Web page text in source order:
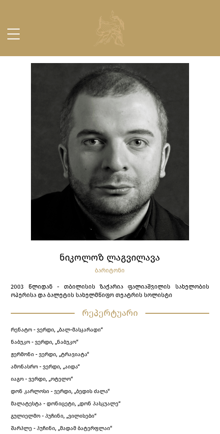
ᲜᲘᲙᲝᲚᲝᲖ ᲚᲐᲒᲕᲘᲚᲐᲕᲐ
ᲑᲐᲠᲘᲢᲝᲜᲘ
2003 წლიდან - თბილისის ზაქარია ფალიაშვილის სახელობის
ოპერისა და ბალეტის სახელმწიფო თეატრის სოლისტი
რეპერტუარი
რენატო - ვერდი, „ბალ-მასკარადი“
ნაბუკო - ვერდი, „ნაბუკო“
ჟერმონი - ვერდი, „ტრავიატა“
ამონასრო - ვერდი, „აიდა“
იაგო - ვერდი, „ოტელო“
დონ კარლოსი - ვერდი, „ბედის ძალა“
მალატესტა - დონიცეტი, „დონ პასკუალე“
გულიელმო - პუჩინი, „ვილისები“
შარპლე - პუჩინი, „მადამ ბატერფლაი“